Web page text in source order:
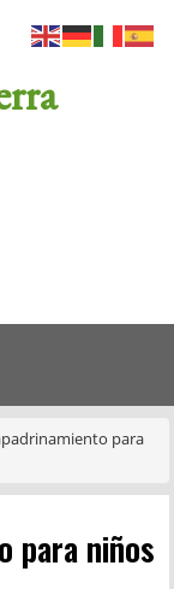
para
para niños